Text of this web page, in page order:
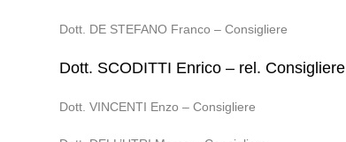
Dott. DE STEFANO Franco – Consigliere
Dott. SCODITTI Enrico – rel. Consigliere
Dott. VINCENTI Enzo – Consigliere